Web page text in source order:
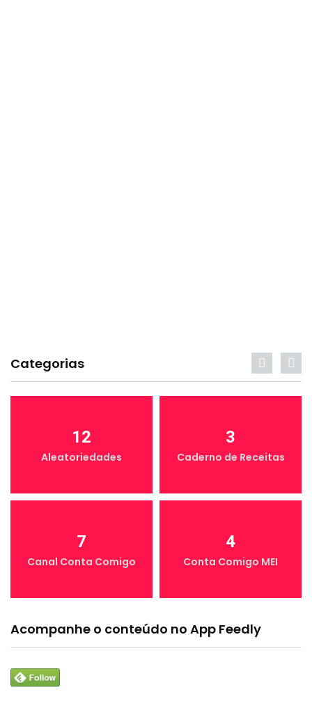
Categorias
12
Aleatoriedades
3
Caderno de Receitas
7
Canal Conta Comigo
4
Conta Comigo MEI
Acompanhe o conteúdo no App Feedly